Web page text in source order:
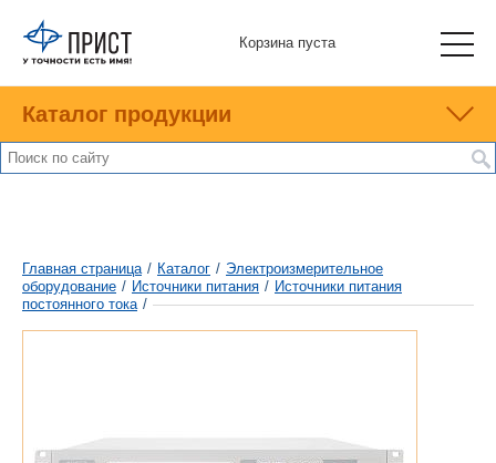
Корзина пуста
Каталог продукции
Главная страница / Каталог / Электроизмерительное
оборудование / Источники питания / Источники питания
постоянного тока /